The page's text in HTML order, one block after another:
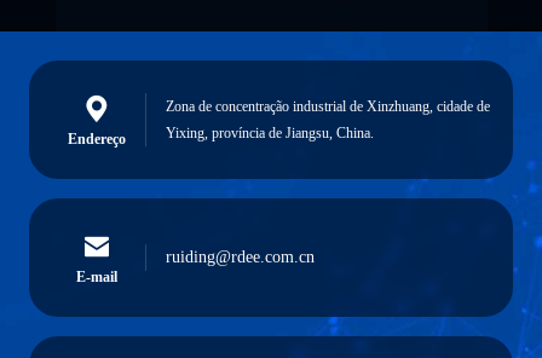
Endereço
Zona de concentração industrial de Xinzhuang, cidade de
Yixing, província de Jiangsu, China.
E-mail
ruiding@rdee.com.cn